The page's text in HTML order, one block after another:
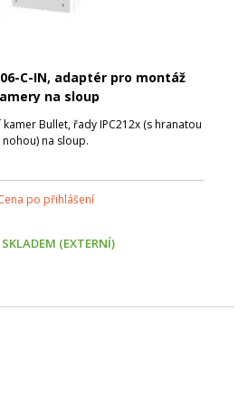
C-IN, adaptér pro montáž
na sloup
Bullet, řady IPC212x (s hranatou
nohou) na sloup.
po přihlášení
SKLADEM (EXTERNÍ)